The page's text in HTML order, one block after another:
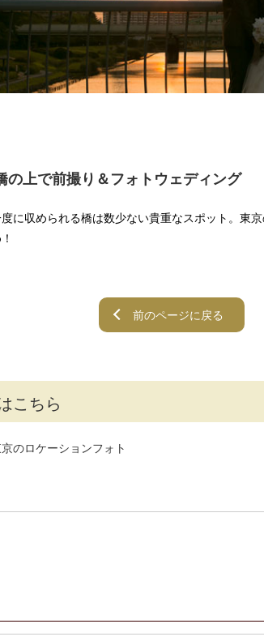
上で前撮り＆フォトウェディング
に収められる橋は数少ない貴重なスポット。東
前のページに戻る
こちら
のロケーションフォト